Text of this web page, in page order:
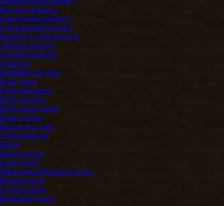
Копчена ковбаса
Сиров'ялена ковбаса
Сардельки&Сосиски
Вироби з субпродуктів
Ліверна ковбаса
Сальтисон/Зельц
Паштети
Риба&Водні дари
Риба свіжа
Риба морожена
Риба копчена
Риба сиров'ялена
Риба солона
Інші водні дари
Дари природи
Овочі
Мікрозелень
Свіжі овочі
Мариновані/Квашені овочі
В'ялені овочі
Сушені овочі
Морожені овочі